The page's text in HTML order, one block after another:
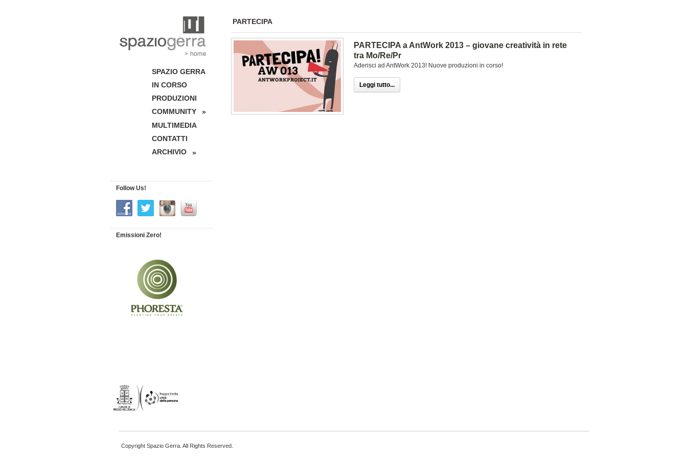
PARTECIPA
PARTECIPA a AntWork 2013 – giovane creatività in rete
tra Mo/Re/Pr
Aderisci ad AntWork 2013! Nuove produzioni in corso!
Leggi tutto...
SPAZIO GERRA
IN CORSO
PRODUZIONI
COMMUNITY
»
MULTIMEDIA
CONTATTI
ARCHIVIO
»
Follow Us!
Emissioni Zero!
Copyright Spazio Gerra. All Rights Reserved.